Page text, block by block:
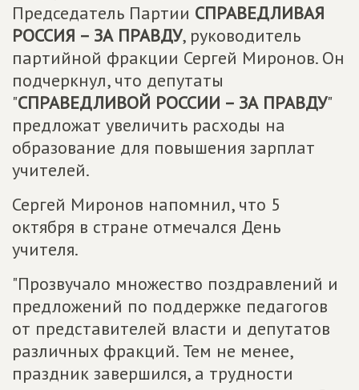
Председатель Партии СПРАВЕДЛИВАЯ
РОССИЯ – ЗА ПРАВДУ, руководитель
партийной фракции Сергей Миронов. Он
подчеркнул, что депутаты
"СПРАВЕДЛИВОЙ РОССИИ – ЗА ПРАВДУ"
предложат увеличить расходы на
образование для повышения зарплат
учителей.
Сергей Миронов напомнил, что 5
октября в стране отмечался День
учителя.
"Прозвучало множество поздравлений и
предложений по поддержке педагогов
от представителей власти и депутатов
различных фракций. Тем не менее,
праздник завершился, а трудности